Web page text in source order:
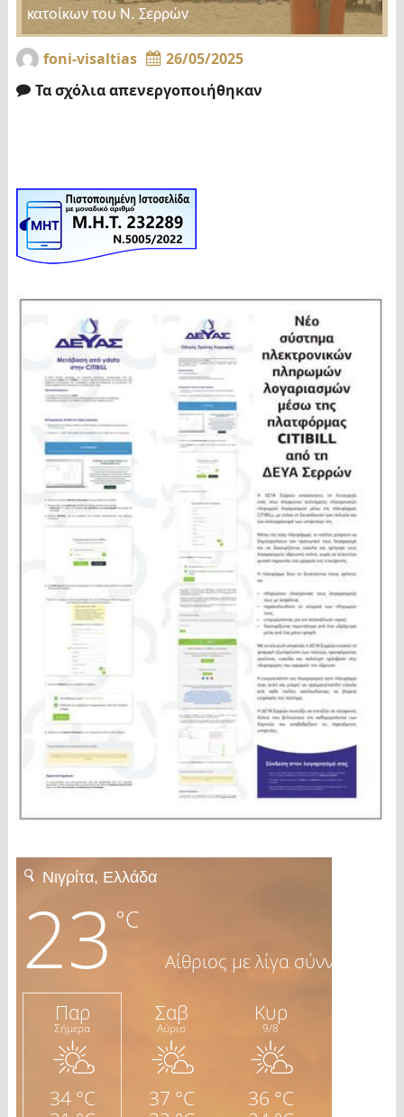
κατοίκων του Ν. Σερρών
foni-visaltias
26/05/2025
Τα σχόλια απενεργοποιήθηκαν